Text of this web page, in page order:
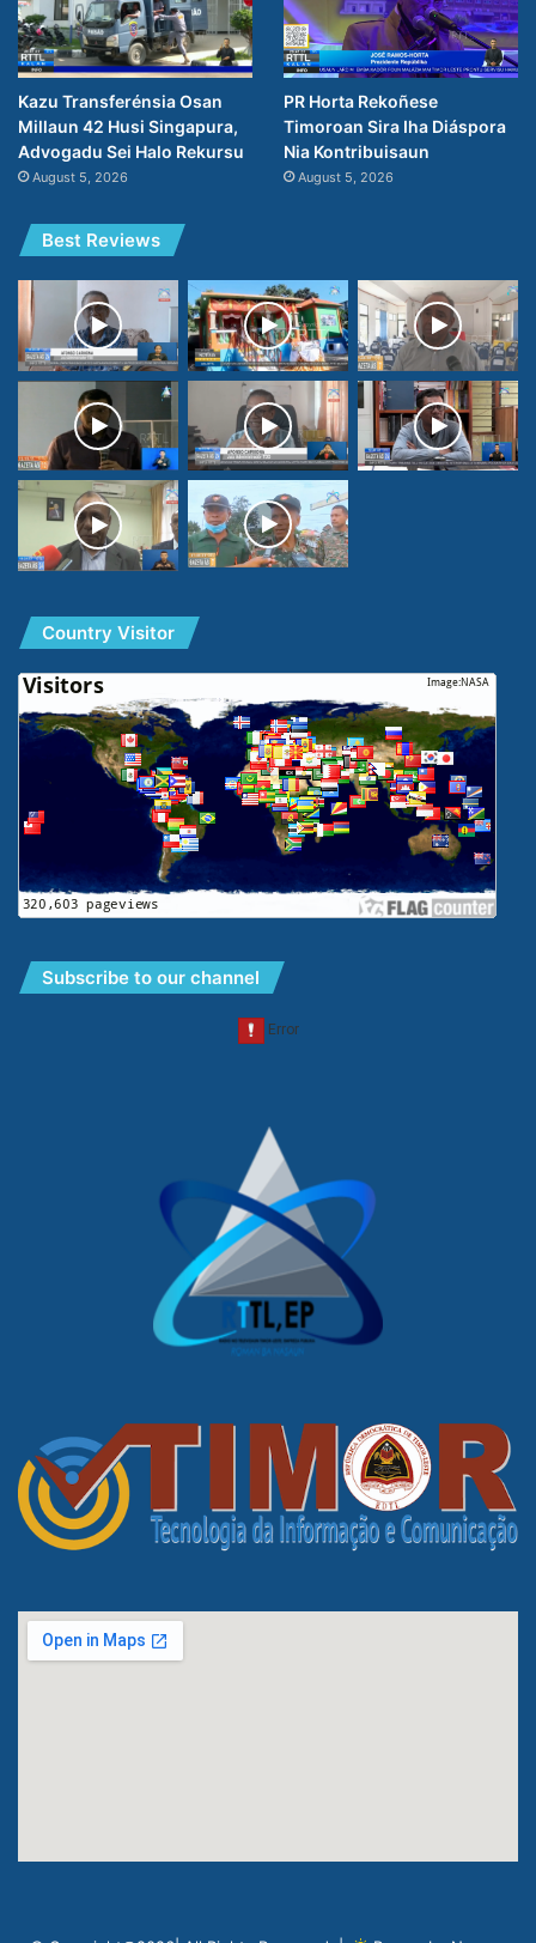
Kazu Transferénsia Osan
Millaun 42 Husi Singapura,
Advogadu Sei Halo Rekursu
August 5, 2026
PR Horta Rekoñese
Timoroan Sira Iha Diáspora
Nia Kontribuisaun
August 5, 2026
Best Reviews
Country Visitor
Subscribe to our channel